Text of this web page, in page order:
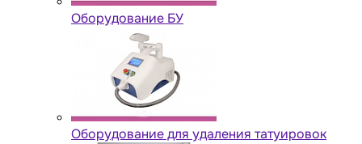
Оборудование БУ
Оборудование для удаления татуировок